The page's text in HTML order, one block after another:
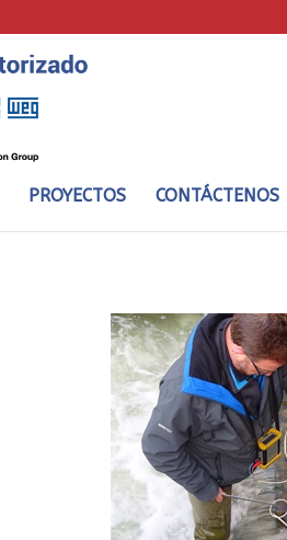
PROYECTOS CONTÁCTENOS